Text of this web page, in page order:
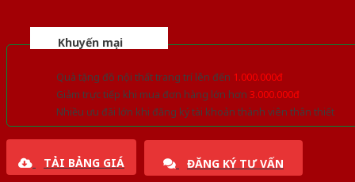
Khuyến mại
Quà tặng đồ nội thất trang trí lên đến 1.000.000đ
Giảm trực tiếp khi mua đơn hàng lớn hơn 3.000.000đ
Nhiều ưu đãi lớn khi đăng ký tài khoản thành viên thân thiết
TẢI BẢNG GIÁ ĐĂNG KÝ TƯ VẤN